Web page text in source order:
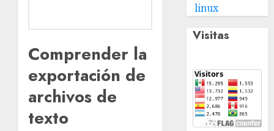
Comprender la
exportación de
archivos de
texto
linux
Visitas